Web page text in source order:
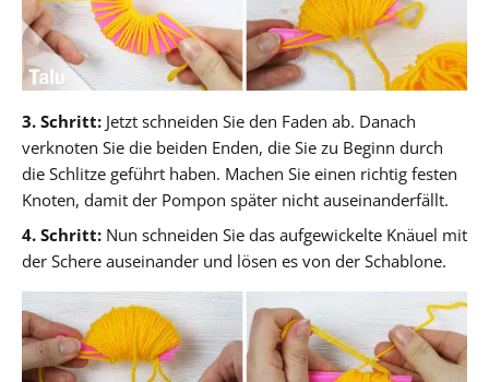
3. Schritt: Jetzt schneiden Sie den Faden ab. Danach
verknoten Sie die beiden Enden, die Sie zu Beginn durch
die Schlitze geführt haben. Machen Sie einen richtig festen
Knoten, damit der Pompon später nicht auseinanderfällt.
4. Schritt: Nun schneiden Sie das aufgewickelte Knäuel mit
der Schere auseinander und lösen es von der Schablone.